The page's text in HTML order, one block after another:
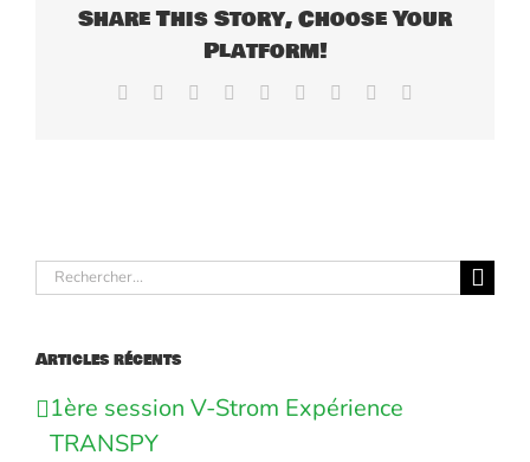
Share This Story, Choose Your
Platform!
Facebook Reddit LinkedInWhatsApp
TumblrPinterest
Rechercher:
Articles récents
1ère session V-Strom Expérience
TRANSPY